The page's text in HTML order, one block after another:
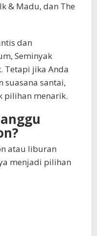
& Madu, dan The
dan
Seminyak
Tetapi jika Anda
suasana santai,
pilihan menarik.
atau liburan
menjadi pilihan